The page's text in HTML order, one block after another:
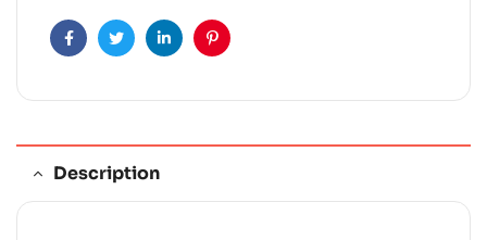
v
FacebookTwitterLinkedinPinterest
Description